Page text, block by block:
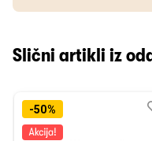
Slični artikli iz
-50%